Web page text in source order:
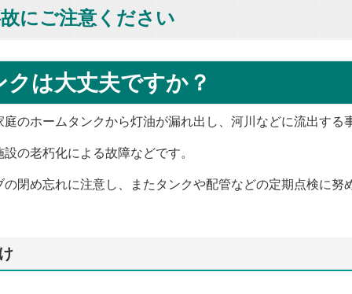
にご注意ください
は大丈夫ですか？
のホームタンクから灯油が漏れ出し、河川などに流出する
の老朽化による故障などです。
閉め忘れに注意し、またタンクや配管などの定期点検に努